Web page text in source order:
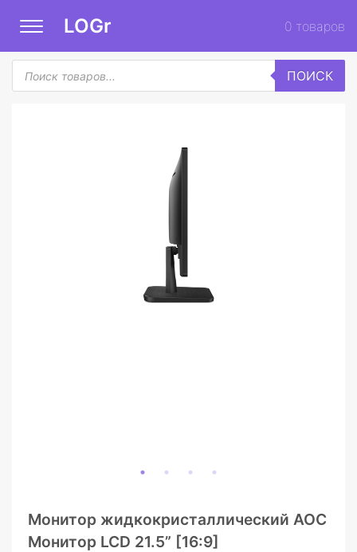
LOGr 0 товаров
Поиск
товаров
ПОИСК
Монитор жидкокристаллический AOC
Монитор LCD 21.5” [16:9]